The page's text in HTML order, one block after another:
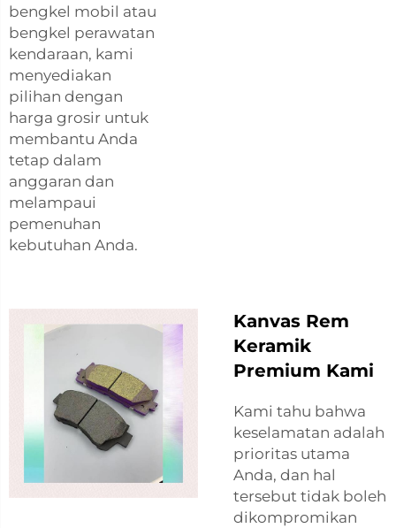
bengkel mobil atau
bengkel perawatan
kendaraan, kami
menyediakan
pilihan dengan
harga grosir untuk
membantu Anda
tetap dalam
anggaran dan
melampaui
pemenuhan
kebutuhan Anda.
Kanvas Rem
Keramik
Premium Kami
Kami tahu bahwa
keselamatan adalah
prioritas utama
Anda, dan hal
tersebut tidak boleh
dikompromikan